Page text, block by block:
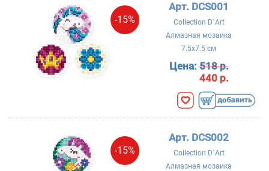
-15%
Арт. DCS001
Collection D`Art
Алмазная мозаика
7.5x7.5 см
Цена:518 р.
440 р.
-15%
Арт. DCS002
Collection D`Art
Алмазная мозаика